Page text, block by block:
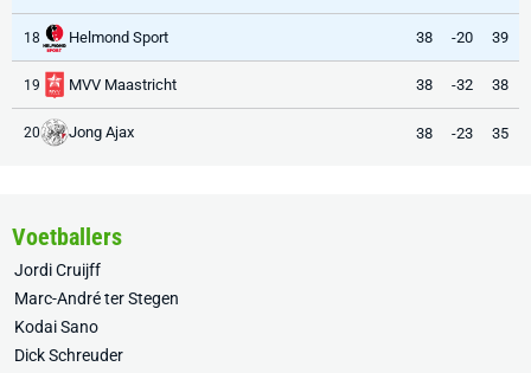
18 Helmond Sport 38 -20 39
19 MVV Maastricht 38 -32 38
20 Jong Ajax 38 -23 35
Voetballers
Jordi Cruijff
Marc-André ter Stegen
Kodai Sano
Dick Schreuder